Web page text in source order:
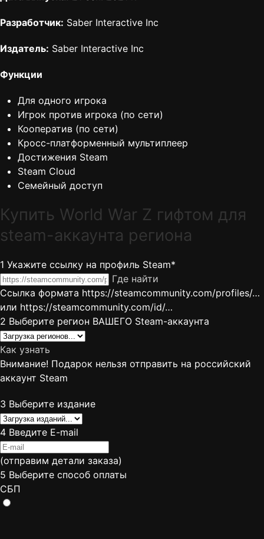
Разработчик: Saber Interactive Inc
Издатель: Saber Interactive Inc
Функции
Для одного игрока
Игрок против игрока (по сети)
Кооператив (по сети)
Кросс-платформенный мультиплеер
Достижения Steam
Steam Cloud
Семейный доступ
Купить World War Z гифтом для
steam-аккаунта региона
1 Укажите ссылку на профиль Steam*
Где найти
Ссылка формата https://steamcommunity.com/profiles/…
или https://steamcommunity.com/id/…
2 Выберите регион ВАШЕГО Steam-аккаунта
Как узнать
Внимание! Подарок нельзя отправить на российский
аккаунт Steam
3 Выберите издание
4 Введите E-mail
(отправим детали заказа)
5 Выберите способ оплаты
СБП